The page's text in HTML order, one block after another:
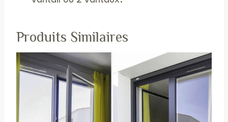
Produits Similaires